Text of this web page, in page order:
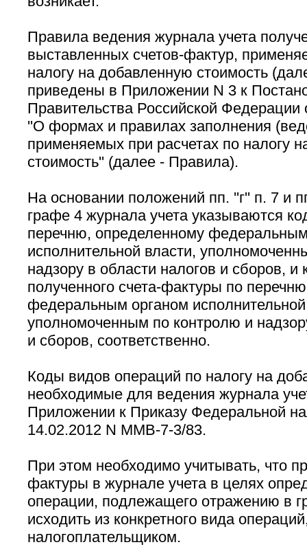
Правила ведения журнала учета
выставленных счетов-фактур,
налогу на добавленную стоимость
приведены в Приложении N 3 к
Правительства Российской Федерации
''О формах и правилах заполнения
применяемых при расчетах по налогу
стоимость'' (далее - Правила).
На основании положений пп. ''г'' п. 7 и
графе 4 журнала учета указываются
перечню, определенному
исполнительной власти,
надзору в области налогов и сборов, и
полученного счета-фактуры по
федеральным органом исполнительной
уполномоченным по контролю и
и сборов, соответственно.
Коды видов операций по налогу на
необходимые для ведения журнала
Приложении к Приказу Федеральной
14.02.2012 N ММВ-7-3/83.
При этом необходимо учитывать, что
фактуры в журнале учета в целях
операции, подлежащего отражению в
исходить из конкретного вида
налогоплательщиком.